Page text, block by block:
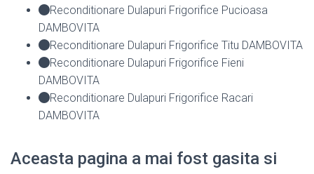
Reconditionare Dulapuri Frigorifice Pucioasa
DAMBOVITA
Reconditionare Dulapuri Frigorifice Titu DAMBOVITA
Reconditionare Dulapuri Frigorifice Fieni
DAMBOVITA
Reconditionare Dulapuri Frigorifice Racari
DAMBOVITA
Aceasta pagina a mai fost gasita si